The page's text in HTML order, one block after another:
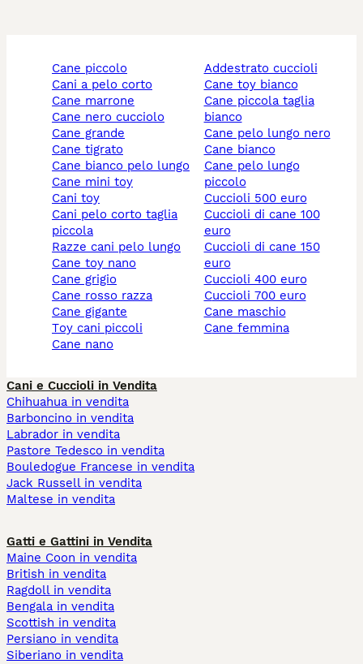
cane piccolo
cani a pelo corto
cane marrone
cane nero cucciolo
cane grande
cane tigrato
cane bianco pelo lungo
cane mini toy
cani toy
cani pelo corto taglia
piccola
razze cani pelo lungo
cane toy nano
cane grigio
cane rosso razza
cane gigante
toy cani piccoli
cane nano
addestrato cuccioli
cane toy bianco
cane piccola taglia
bianco
cane pelo lungo nero
cane bianco
cane pelo lungo
piccolo
cuccioli 500 euro
cuccioli di cane 100
euro
cuccioli di cane 150
euro
cuccioli 400 euro
cuccioli 700 euro
cane maschio
cane femmina
Cani e Cuccioli in Vendita
Chihuahua in vendita
Barboncino in vendita
Labrador in vendita
Pastore Tedesco in vendita
Bouledogue Francese in vendita
Jack Russell in vendita
Maltese in vendita
Gatti e Gattini in Vendita
Maine Coon in vendita
British in vendita
Ragdoll in vendita
Bengala in vendita
Scottish in vendita
Persiano in vendita
Siberiano in vendita